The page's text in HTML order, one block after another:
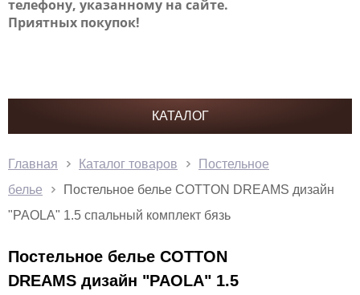
телефону, указанному на сайте.
Приятных покупок!
КАТАЛОГ
Главная Каталог товаров
Постельное
белье
Постельное белье COTTON DREAMS дизайн
"PAOLA" 1.5 спальный комплект бязь
Постельное белье COTTON
DREAMS дизайн "PAOLA" 1.5